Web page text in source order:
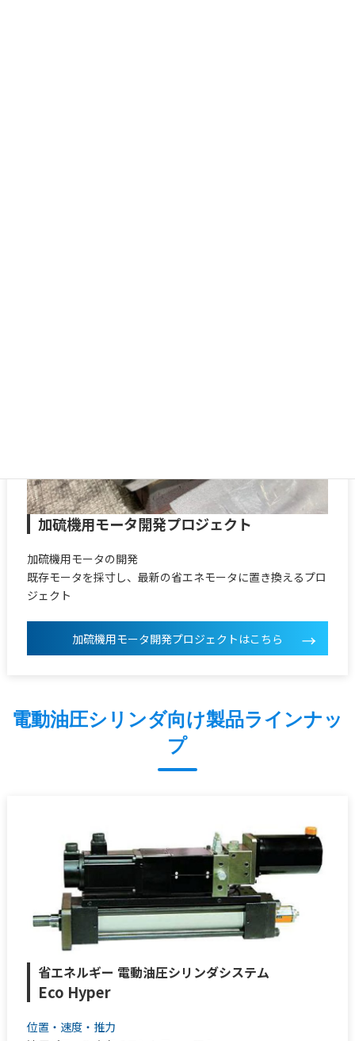
加硫機用モータ開発プロジェクト
加硫機用モータの開発
既存モータを採寸し、最新の省エネモータに置き換えるプロ
ジェクト
加硫機用モータ開発プロジェクトはこちら
電動油圧シリンダ向け製品ラインナッ
プ
省エネルギー 電動油圧シリンダシステム
Eco Hyper
位置・速度・推力